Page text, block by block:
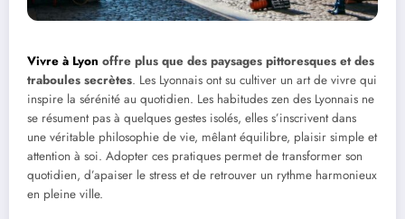
Vivre à Lyon offre plus que des paysages pittoresques et des
traboules secrètes. Les Lyonnais ont su cultiver un art de vivre qui
inspire la sérénité au quotidien. Les habitudes zen des Lyonnais ne
se résument pas à quelques gestes isolés, elles s’inscrivent dans
une véritable philosophie de vie, mêlant équilibre, plaisir simple et
attention à soi. Adopter ces pratiques permet de transformer son
quotidien, d’apaiser le stress et de retrouver un rythme harmonieux
en pleine ville.